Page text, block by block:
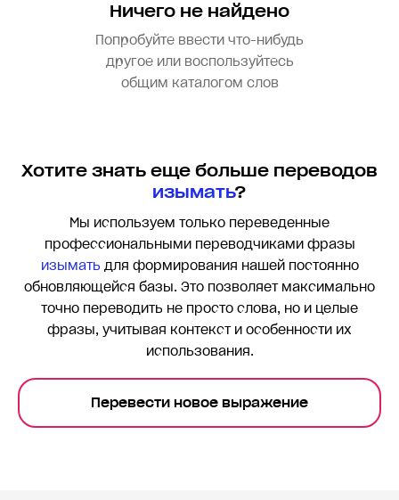
Ничего не найдено
Попробуйте ввести что-нибудь
другое или воспользуйтесь
общим каталогом слов
Хотите знать еще больше переводов
изымать?
Мы используем только переведенные
профессиональными переводчиками фразы
изымать для формирования нашей постоянно
обновляющейся базы. Это позволяет максимально
точно переводить не просто слова, но и целые
фразы, учитывая контекст и особенности их
использования.
Перевести новое выражение